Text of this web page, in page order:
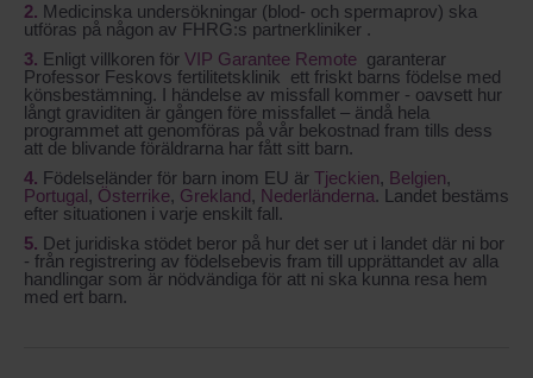
Medicinska undersökningar (blod- och spermaprov) ska
utföras på någon av FHRG:s partnerkliniker .
Enligt villkoren för VIP Garantee Remote garanterar
Professor Feskovs fertilitetsklinik ett friskt barns födelse med
könsbestämning. I händelse av missfall kommer - oavsett hur
långt graviditen är gången före missfallet – ändå hela
programmet att genomföras på vår bekostnad fram tills dess
att de blivande föräldrarna har fått sitt barn.
Födelseländer för barn inom EU är Tjeckien, Belgien,
Portugal, Österrike, Grekland, Nederländerna. Landet bestäms
efter situationen i varje enskilt fall.
Det juridiska stödet beror på hur det ser ut i landet där ni bor
- från registrering av födelsebevis fram till upprättandet av alla
handlingar som är nödvändiga för att ni ska kunna resa hem
med ert barn.